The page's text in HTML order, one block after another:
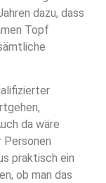
dazu, dass
Topf
da wäre
praktisch ein
ob man das